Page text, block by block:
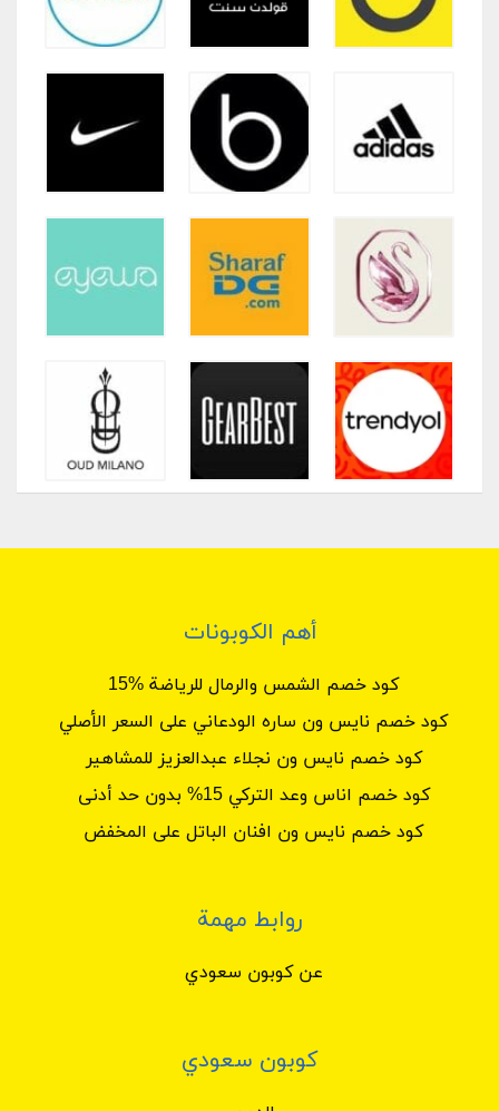
أهم الكوبونات
كود خصم الشمس والرمال للرياضة %15
كود خصم نايس ون ساره الودعاني على السعر الأصلي
كود خصم نايس ون نجلاء عبدالعزيز للمشاهير
كود خصم اناس وعد التركي 15% بدون حد أدنى
كود خصم نايس ون افنان الباتل على المخفض
روابط مهمة
عن كوبون سعودي
كوبون سعودي